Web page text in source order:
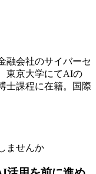
融会社のサイバーセ
東京大学にてAIの
士課程に在籍。国際
ませんか